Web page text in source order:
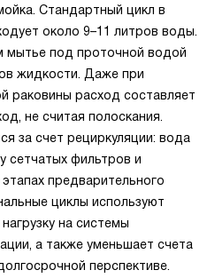
Стандартный цикл в
около 9–11 литров воды.
мытье под проточной водой
жидкости. Даже при
раковины расход составляет
не считая полоскания.
за счет рециркуляции: вода
сетчатых фильтров и
предварительного
циклы используют
на системы
а также уменьшает счета
перспективе.